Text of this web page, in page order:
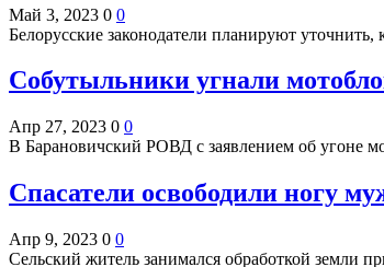
Май 3, 2023 0 0
Белорусские законодатели планируют
Собутыльники угнали
Апр 27, 2023 0 0
В Барановичский РОВД с заявлением об угоне
Спасатели освободили ногу
Апр 9, 2023 0 0
Сельский житель занимался обработкой земли